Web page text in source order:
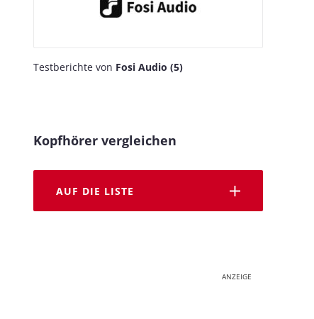
Testberichte von Fosi Audio (5)
Kopfhörer vergleichen
AUF DIE LISTE
ANZEIGE